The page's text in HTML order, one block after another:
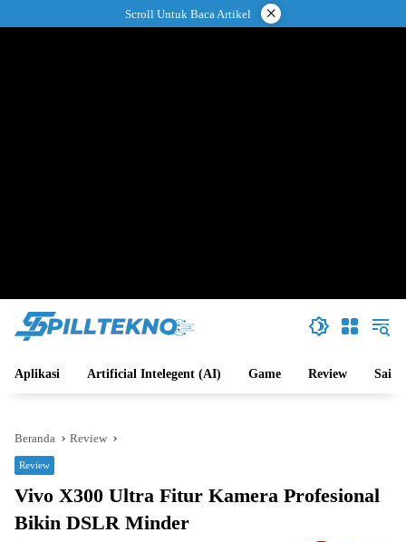
ke
Scroll Untuk Baca Artikel ×
Aplikasi Artificial Intelegent (AI) Game Review Sains
Beranda Review
Review
Vivo X300 Ultra Fitur Kamera Profesional
Bikin DSLR Minder